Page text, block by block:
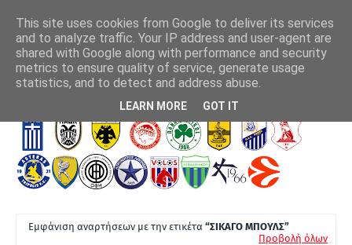
Ε
Υ
ΑΕΚ - Athens Kallithea (4-0): Εμφατικό τελευταίο
Εμφάνιση αναρτήσεων με την ετικέτα
ΣΙΚΑΓΟ ΜΠΟΥΛΣ
Προβολή όλων
This site uses cookies from Google to deliver its services
and to analyze traffic. Your IP address and user-agent are
shared with Google along with performance and security
metrics to ensure quality of service, generate usage
statistics, and to detect and address abuse.
LEARN MORE GOT IT